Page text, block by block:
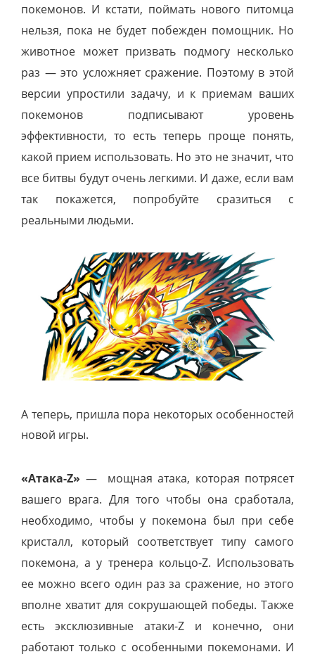
покемонов. И кстати, поймать нового питомца
нельзя, пока не будет побежден помощник. Но
животное может призвать подмогу несколько
раз — это усложняет сражение. Поэтому в этой
версии упростили задачу, и к приемам ваших
покемонов подписывают уровень
эффективности, то есть теперь проще понять,
какой прием использовать. Но это не значит, что
все битвы будут очень легкими. И даже, если вам
так покажется, попробуйте сразиться с
реальными людьми.
А теперь, пришла пора некоторых особенностей
новой игры.
«Атака-Z» — мощная атака, которая потрясет
вашего врага. Для того чтобы она сработала,
необходимо, чтобы у покемона был при себе
кристалл, который соответствует типу самого
покемона, а у тренера кольцо-Z. Использовать
ее можно всего один раз за сражение, но этого
вполне хватит для сокрушающей победы. Также
есть эксклюзивные атаки-Z и конечно, они
работают только с особенными покемонами. И